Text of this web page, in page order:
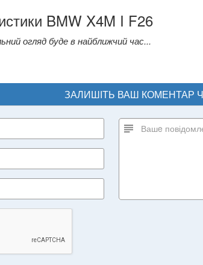
BMW X4M I F26
огляд буде в найближчий час...
ЗАЛИШІТЬ ВАШ КОМЕНТАР